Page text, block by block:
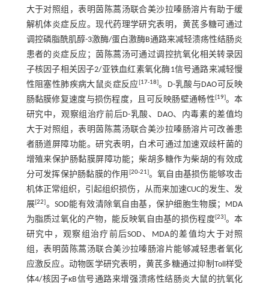
大于对照组，表明茵陈蒿汤联合美沙拉嗪肠溶片有助于缓
解机体炎症反应。现代药理学研究表明，黄芪多糖可通过
调控磷脂酰肌醇-3激酶/蛋白激酶B通路来减轻溃疡性结肠炎
患者的炎症反应；茵陈蒿汤可通过调控抗氧化相关转录因
子核因子相关因子2/亚铁血红素氧化酶1信号通路来减轻慢
性阻塞性肺疾病大鼠炎症反应 [17-18]。D-乳酸与DAO可反映
肠黏膜修复速度与损伤程度，且可反映肠壁通畅性[19]。本
研究中，观察组治疗前后D-乳酸、DAO、内毒素的差值均
大于对照组，表明茵陈蒿汤联合美沙拉嗪肠溶片可改善患
者肠道屏障功能。研究表明，白术可通过加速双歧杆菌的
增殖来保护肠黏膜屏障功能；柴胡多糖作为柴胡的有效成
分可发挥保护肠黏膜的作用 [20-21]。氧自由基损伤能够攻击
机体正常组织，引起组织损伤，从而来加速CUC的发生、发
展[22]。SOD能有效清除氧自由基，保护细胞生物膜；MDA
为脂质过氧化的产物，能反映氧自由基的损伤程度[23]。本
研究中，观察组治疗前后SOD、MDA的差值均大于对照
组，表明茵陈蒿汤联合美沙拉嗪肠溶片能够减轻患者氧化
应激反应。动物医学研究表明，黄芪多糖通过抑制Toll样受
体4/核因子κB信号通路来增强溃疡性结肠炎大鼠的抗氧化